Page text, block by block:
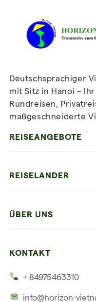
Deutschsprachiger
mit Sitz in Hanoi –
Rundreisen,
maßgeschneiderte
REISEANGEBOTE
Die Beste Reise
Mehrere Länder
REISELANDER
ÜBER UNS
KONTAKT
+ 84975463310
info@horizon-